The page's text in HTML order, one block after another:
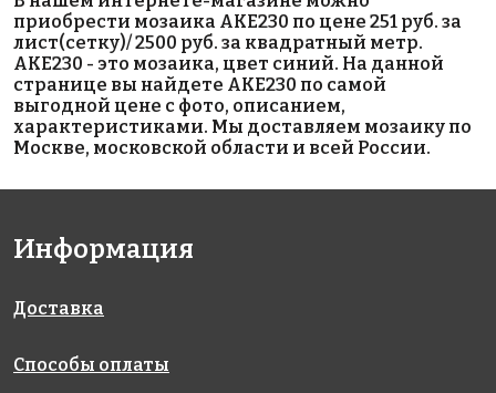
2700 руб./м²
AKS067
на сетке
300x300
3950 руб./м²
501 Mesh
на сетке
317x317
5300 руб./м²
554
на сетке
317x317
Antid.
на сетке
приобрести мозаика AKE230 по цене 251 руб. за
лист(сетку)/ 2500 руб. за квадратный метр.
AKE230 - это мозаика, цвет синий. На данной
странице вы найдете AKE230 по самой
выгодной цене с фото, описанием,
характеристиками. Мы доставляем мозаику по
Москве, московской области и всей России.
Информация
Доставка
Способы оплаты